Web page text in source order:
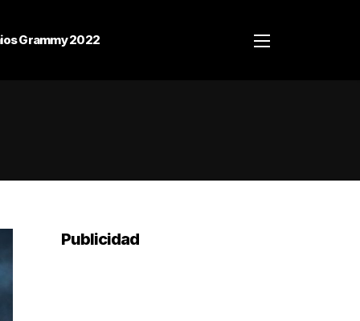
Grammy 2022
Publicidad